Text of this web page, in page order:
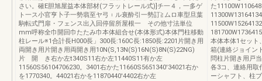
さい。確E胆旭屋益本体部材(フラットレール式)]チ一４，一多ゲ
ト一ス小官亨卜子一勢翡至ヤ弓︲ル衰酔引一勢訂≧ムロ車型旦葉
駒転式門扉・フェンス出入回停留所屋根一 その他寸法単位
mm呼称全巾開回巾たたみ巾本体組合せ(本体形式)本体門柱移動
柱レール※1合計長H000長」300長:160C長:1850長:2201片開き用
両開き用片開き用両開き用10N(S,13N(S)16N(S)8N(S)22NG)
片 開 き右か左t340S11右か左11440S11有か左
11560S56104706230。3401右かた11660S5651340'34021右か
を1770340。44021右かを11870440'4402右か左
た
本体本体1セット
箱(連絡ジョイン
問柱片開き用戸
各3コ、連絡用取
ーシャフト、柱